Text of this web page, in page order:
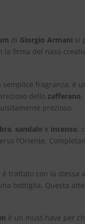
di Giorgio Armani si
la firma del naso
fragranza; è
dello zafferano
prezioso.
, sandalo e incenso,
l’Oriente.
trattato con la stessa
bottiglia. Questa
è un must-have per